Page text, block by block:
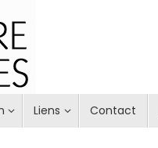
Liens Contact